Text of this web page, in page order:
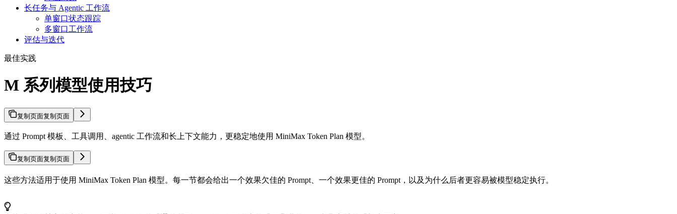
长任务与 Agentic 工作流
单窗口状态跟踪
多窗口工作流
评估与迭代
最佳实践
M 系列模型使用技巧
复制页面复制页面
通过 Prompt 模板、工具调用、agentic 工作流和长上下文能力，更稳定地使用 MiniMax Token Plan 模型。
复制页面复制页面
这些方法适用于使用 MiniMax Token Plan 模型。每一节都会给出一个效果欠佳的 Prompt、一个效果更佳的 Prompt，以及为什么后者更容易被模型稳定执行。